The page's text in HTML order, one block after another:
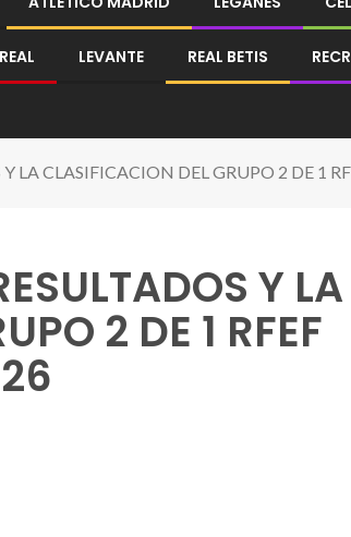
LEVANTE REAL BETIS
LA CLASIFICACION DEL GRUPO 2 DE 1
Y LA
2 DE 1 RFEF